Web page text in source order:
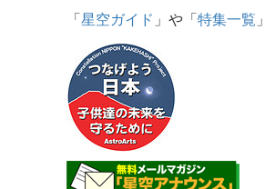
「星空ガイド 」や「特集一覧